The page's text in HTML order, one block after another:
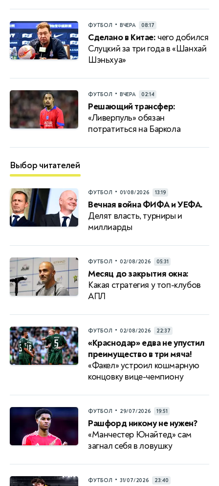
ФУТБОЛ • ВЧЕРА 08:17
Сделано в Китае: чего добился
Слуцкий за три года в «Шанхай
Шэньхуа»
ФУТБОЛ • ВЧЕРА 02:14
Решающий трансфер:
«Ливерпуль» обязан
потратиться на Баркола
Выбор читателей
ФУТБОЛ • 01/08/2026 13:19
Вечная война ФИФА и УЕФА.
Делят власть, турниры и
миллиарды
ФУТБОЛ • 02/08/2026 05:31
Месяц до закрытия окна:
Какая стратегия у топ-клубов
АПЛ
ФУТБОЛ • 02/08/2026 22:37
«Краснодар» едва не упустил
преимущество в три мяча!
«Факел» устроил кошмарную
концовку вице-чемпиону
ФУТБОЛ • 29/07/2026 19:51
Рашфорд никому не нужен?
«Манчестер Юнайтед» сам
загнал себя в ловушку
ФУТБОЛ • 31/07/2026 23:40